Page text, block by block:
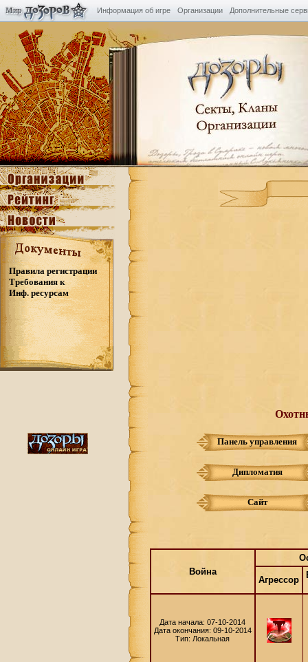
Информация об игре Организации Дополнительные
Правила регистрации
Требования к
Инф. ресурсам
Панель управления
Дипломатия
Сайт
Война
Агрессор
Дата начала: 07-10-2014
Дата окончания: 09-10-2014
Тип: Локальная